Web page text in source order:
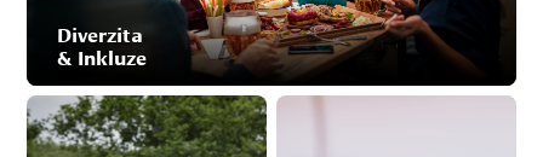
Diverzita
& Inkluze